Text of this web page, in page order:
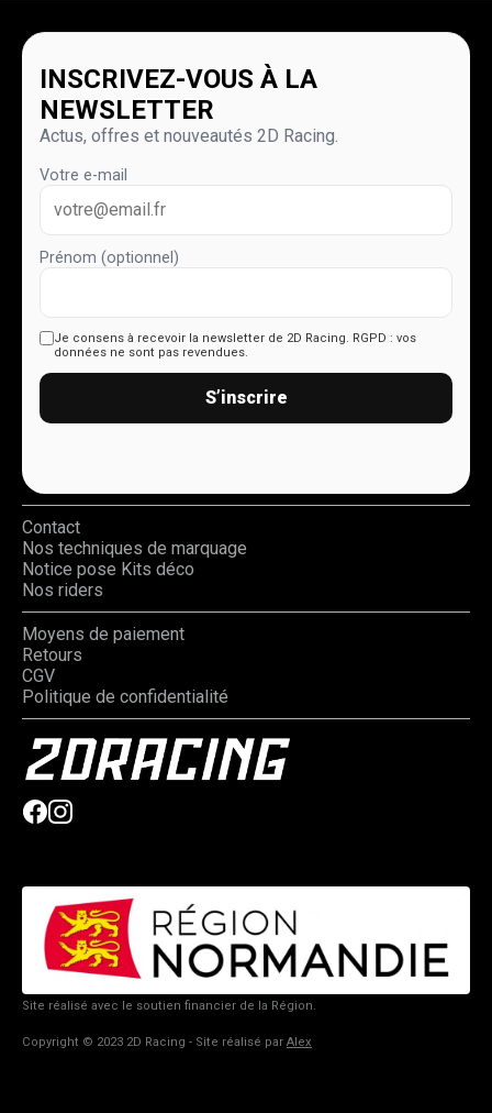
INSCRIVEZ-VOUS À LA
NEWSLETTER
Actus, offres et nouveautés 2D Racing.
Votre e-mail
Prénom (optionnel)
Je consens à recevoir la newsletter de 2D Racing. RGPD : vos
données ne sont pas revendues.
S’inscrire
Contact
Nos techniques de marquage
Notice pose Kits déco
Nos riders
Moyens de paiement
Retours
CGV
Politique de confidentialité
Site réalisé avec le soutien financier de la Région.
Copyright © 2023 2D Racing - Site réalisé par Alex